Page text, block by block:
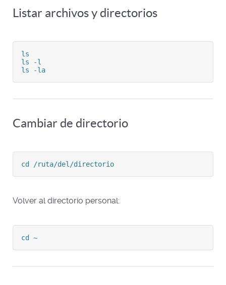
Listar archivos y directorios
ls
ls -l
ls -la
Cambiar de directorio
cd /ruta/del/directorio
Volver al directorio personal:
cd ~